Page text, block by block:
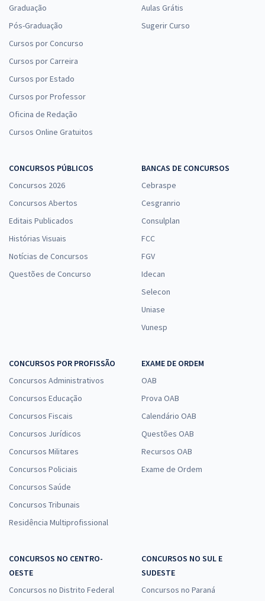
Graduação
Pós-Graduação
Cursos por Concurso
Cursos por Carreira
Cursos por Estado
Cursos por Professor
Oficina de Redação
Cursos Online Gratuitos
Aulas Grátis
Sugerir Curso
CONCURSOS PÚBLICOS
Concursos 2026
Concursos Abertos
Editais Publicados
Histórias Visuais
Notícias de Concursos
Questões de Concurso
BANCAS DE CONCURSOS
Cebraspe
Cesgranrio
Consulplan
FCC
FGV
Idecan
Selecon
Uniase
Vunesp
CONCURSOS POR PROFISSÃO
Concursos Administrativos
Concursos Educação
Concursos Fiscais
Concursos Jurídicos
Concursos Militares
Concursos Policiais
Concursos Saúde
Concursos Tribunais
Residência Multiprofissional
EXAME DE ORDEM
OAB
Prova OAB
Calendário OAB
Questões OAB
Recursos OAB
Exame de Ordem
CONCURSOS NO CENTRO-
OESTE
Concursos no Distrito Federal
CONCURSOS NO SUL E
SUDESTE
Concursos no Paraná